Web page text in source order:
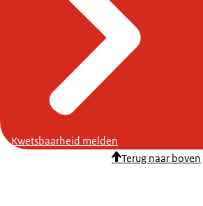
Kwetsbaarheid melden
Terug naar boven